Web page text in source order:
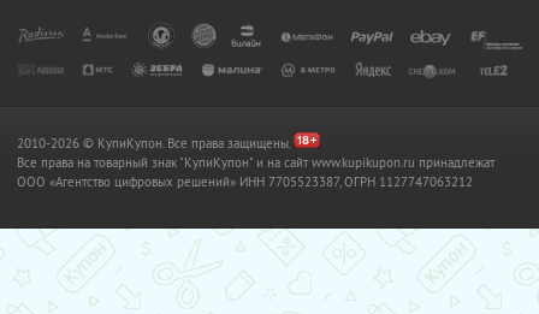
2010-2026 © КупиКупон. Все права защищены.
Все права на товарный знак "КупиКупон" и на сайт www.kupikupon.ru принадлежат
OOO «Агентство цифровых решений» ИНН 7705523387, ОГРН 1127747063212